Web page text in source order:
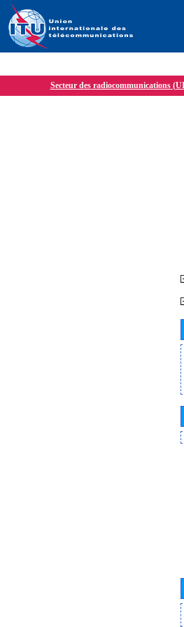
Secteur des radiocommunications